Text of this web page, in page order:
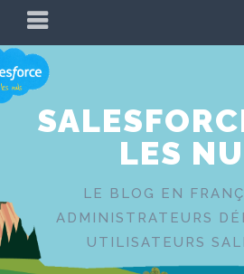
content
PRIMARY
MENU
LES
LE BLOG EN
ADMINISTRATEURS
UTILISATEURS